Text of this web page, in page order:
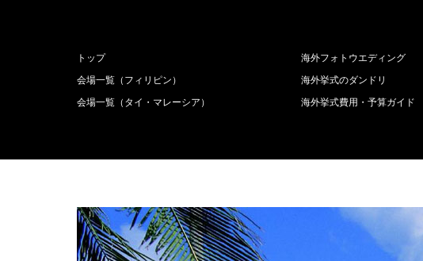
トップ
会場一覧（フィリピン）
会場一覧（タイ・マレーシア）
海外フォトウエディング
海外挙式のダンドリ
海外挙式費用・予算ガイド